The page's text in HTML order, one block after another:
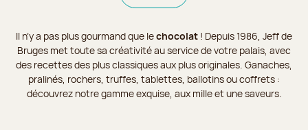
Il n’y a pas plus gourmand que lechocolat ! Depuis 1986, Jeff de
Bruges met toute sa créativité au service de votre palais, avec
des recettes des plus classiques aux plus originales. Ganaches,
pralinés, rochers, truffes, tablettes, ballotins ou coffrets :
découvrez notre gamme exquise, aux mille et une saveurs.